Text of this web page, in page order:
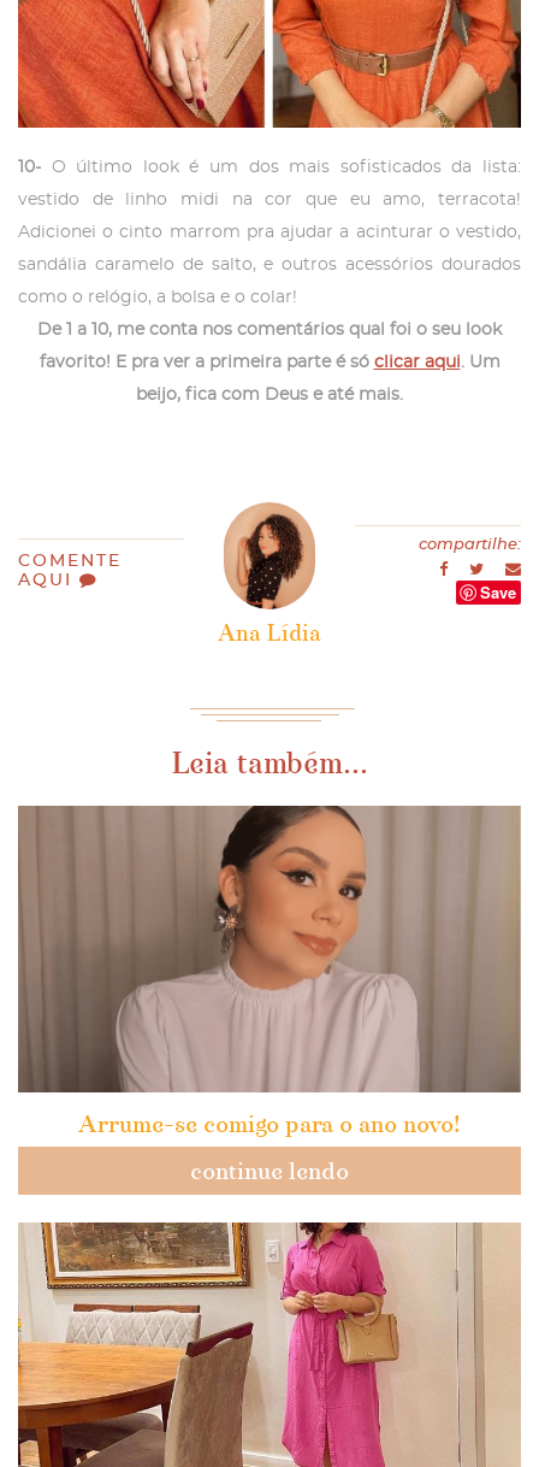
10- O último look é um dos mais sofisticados da lista:
vestido de linho midi na cor que eu amo, terracota!
Adicionei o cinto marrom pra ajudar a acinturar o vestido,
sandália caramelo de salto, e outros acessórios dourados
como o relógio, a bolsa e o colar!
De 1 a 10, me conta nos comentários qual foi o seu look
favorito! E pra ver a primeira parte é só clicar aqui. Um
beijo, fica com Deus e até mais.
COMENTE
AQUI
Ana Lídia
compartilhe:
Save
Leia também...
Arrume-se comigo para o ano novo!
continue lendo